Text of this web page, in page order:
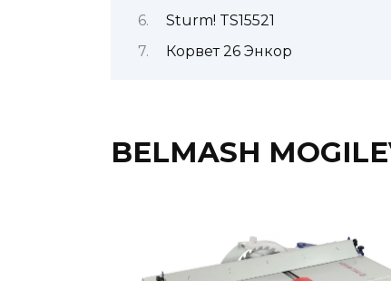
Sturm! TS15521
Корвет 26 Энкор
BELMASH